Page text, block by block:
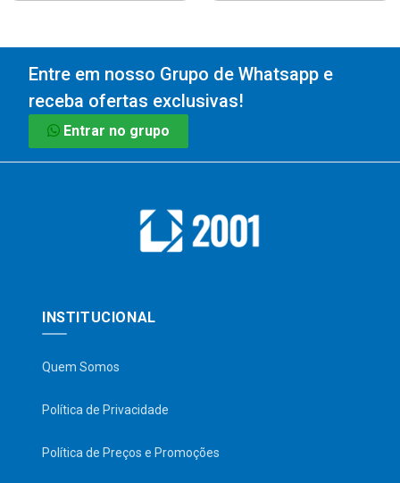
Entre em nosso Grupo de Whatsapp e
receba ofertas exclusivas!
Entrar no grupo
INSTITUCIONAL
Quem Somos
Política de Privacidade
Política de Preços e Promoções